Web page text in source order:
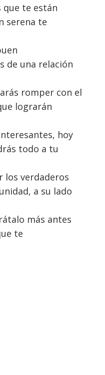
que te están
serena te
de una relación
romper con el
lograrán
hoy
todo a tu
los verdaderos
a su lado
más antes
te